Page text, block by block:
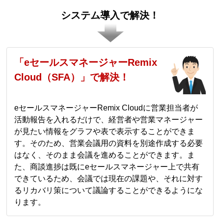
システム導入で解決！
「eセールスマネージャーRemix
Cloud（SFA）」で解決！
eセールスマネージャーRemix Cloudに営業担当者が
活動報告を入れるだけで、経営者や営業マネージャー
が見たい情報をグラフや表で表示することができま
す。そのため、営業会議用の資料を別途作成する必要
はなく、そのまま会議を進めることができます。ま
た、商談進捗は既にeセールスマネージャー上で共有
できているため、会議では現在の課題や、それに対す
るリカバリ策について議論することができるようにな
ります。